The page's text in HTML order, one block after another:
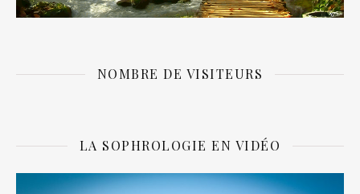
NOMBRE DE VISITEURS
LA SOPHROLOGIE EN VIDÉO